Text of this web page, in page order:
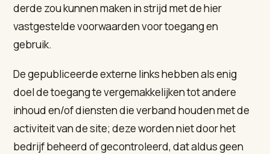
derde zou kunnen maken in strijd met de hier
vastgestelde voorwaarden voor toegang en
gebruik.
De gepubliceerde externe links hebben als enig
doel de toegang te vergemakkelijken tot andere
inhoud en/of diensten die verband houden met de
activiteit van de site; deze worden niet door het
bedrijf beheerd of gecontroleerd, dat aldus geen